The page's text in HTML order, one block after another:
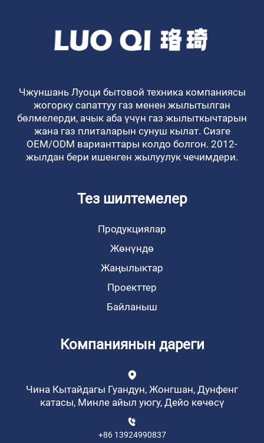
Чжуншань Луоци бытовой техника компаниясы
жогорку сапаттуу газ менен жылытылган
бөлмелерди, ачык аба үчүн газ жылыткычтарын
жана газ плиталарын сунуш кылат. Сизге
OEM/ODM варианттары колдо болгон. 2012-
жылдан бери ишенген жылуулук чечимдери.
Тез шилтемелер
Продукциялар
Жөнүндө
Жаңылыктар
Проекттер
Байланыш
Компаниянын дареги
Чина Кытайдагы Гуандун, Жонгшан, Дунфенг
катасы, Минле айыл уюгу, Дейо көчөсү
+86 13924990837